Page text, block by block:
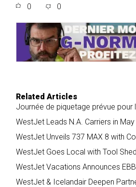
e
o
o
k
d
I
n
0 0
Related Articles
Journée de piquetage prévue
WestJet Leads N.A. Carriers in
WestJet Unveils 737 MAX 8 with
WestJet Goes Local with Tool
WestJet Vacations Announces
WestJet & Icelandair Deepen